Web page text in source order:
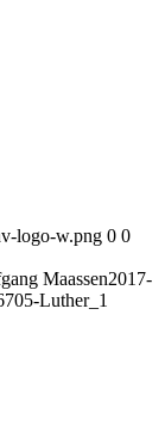
logo-w.png 0 0
Maassen2017-
Luther_1